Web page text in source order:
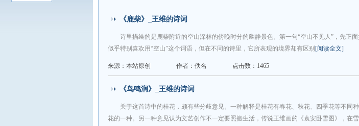
《鹿柴》_王维的诗词
诗里描绘的是鹿柴附近的空山深林的傍晚时分的幽静景色。第一句“空山不见人”，先正
似乎特别喜欢用“空山”这个词语，但在不同的诗里，它所表现的境界却有区别 [阅读全文]
来源：本站原创 作者：佚名 点击数：1465
《鸟鸣涧》_王维的诗词
关于这首诗中的桂花，颇有些分歧意见。一种解释是桂花有春花、秋花、四季花等不同
花的一种。另一种意见认为文艺创作不一定要照搬生活，传说王维画的《袁安卧雪图》，在